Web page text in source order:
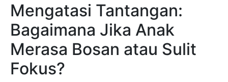
Mengatasi Tantangan:
Bagaimana Jika Anak
Merasa Bosan atau Sulit
Fokus?